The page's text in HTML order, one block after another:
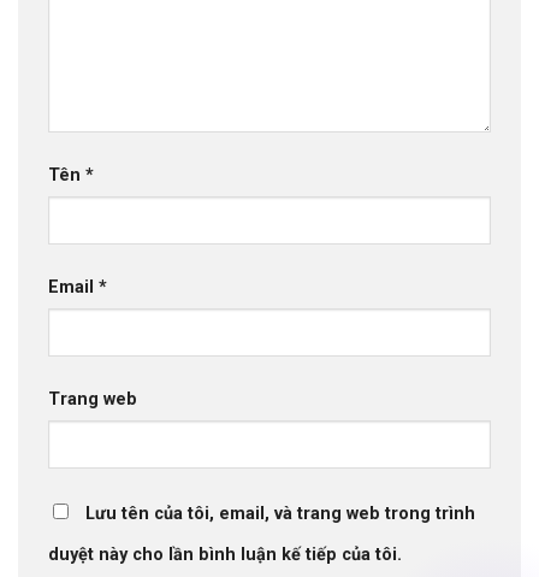
Tên *
Email *
Trang web
Lưu tên của tôi, email, và trang web trong trình
duyệt này cho lần bình luận kế tiếp của tôi.